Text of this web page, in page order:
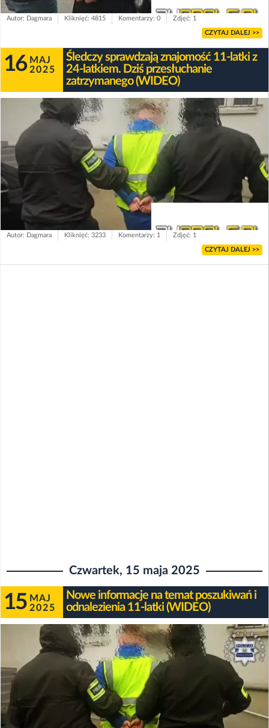
Autor: Dagmara Kliknięć: 4815 Komentarzy: 0 Zdjęć: 1
CZYTAJ DALEJ >>
16 MAJ
2025
Śledczy sprawdzają znajomość 11-latki z
24-latkiem. Dziś przesłuchanie
zatrzymanego (WIDEO)
Autor: Dagmara Kliknięć: 3233 Komentarzy: 1 Zdjęć: 1
CZYTAJ DALEJ >>
Czwartek, 15 maja 2025
15 MAJ
2025
Nowe informacje na temat poszukiwań i
odnalezienia 11-latki (WIDEO)